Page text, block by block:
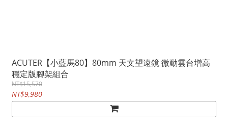
ACUTER【小藍馬80】80mm 天文望遠鏡 微動雲台增高
穩定版腳架組合
NT$15,570
NT$9,980